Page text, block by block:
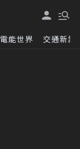
電能世界 交通新訊